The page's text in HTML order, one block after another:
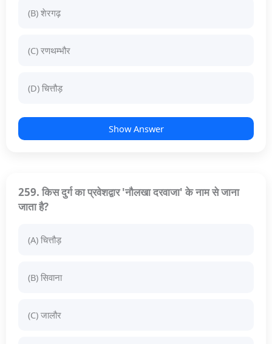
(B) शेरगढ़
(C) रणथम्भौर
(D) चित्तौड़
Show Answer
259. किस दुर्ग का प्रवेशद्वार 'नौलखा दरवाजा' के नाम से जाना
जाता है?
(A) चित्तौड़
(B) सिवाना
(C) जालौर